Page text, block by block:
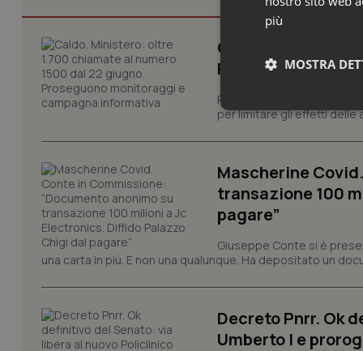
Caldo. Ministero:
Proseguono
Prosegue il monitoraggio
per limitare gli effetti delle
Mascherine
transazione 100
pagare”
Giuseppe Conte si è
una carta in più. E non una qualunque. Ha depositato un
Decreto Pnrr. Ok
Umberto I e
più
MOSTRA
I cookie necessari
e l'accesso alle aree